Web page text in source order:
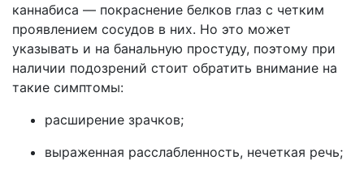
каннабиса — покраснение белков глаз с четким
проявлением сосудов в них. Но это может
указывать и на банальную простуду, поэтому при
наличии подозрений стоит обратить внимание на
такие симптомы:
расширение зрачков;
выраженная расслабленность, нечеткая речь;